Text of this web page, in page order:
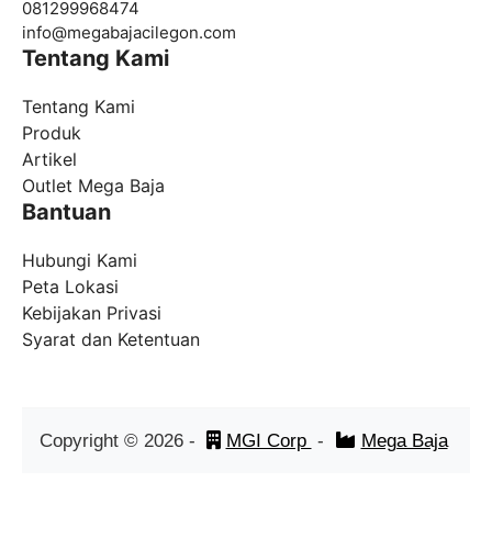
081299968474
info@megabajacilegon.com
Tentang Kami
Tentang Kami
Produk
Artikel
Outlet Mega Baja
Bantuan
Hubungi Kami
Peta Lokasi
Kebijakan Privasi
Syarat dan Ketentuan
Copyright © 2026- MGI Corp - Mega Baja